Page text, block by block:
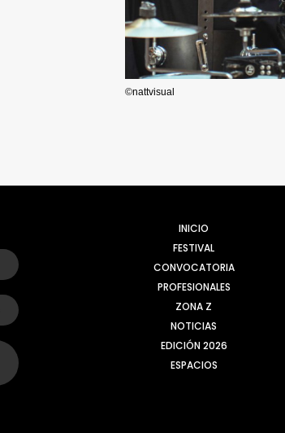
©nattvisual
INICIO
FESTIVAL
CONVOCATORIA
PROFESIONALES
ZONA Z
NOTICIAS
EDICIÓN 2026
ESPACIOS